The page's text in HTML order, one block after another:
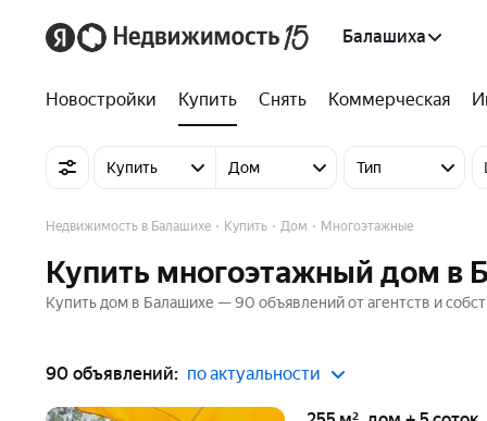
Балашиха
Новостройки Купить Снять Коммерческая
Купить Дом Тип
Недвижимость в Балашихе Купить Дом Многоэтажные
Купить многоэтажный дом в
Купить дом в Балашихе — 90 объявлений от агентств и
90 объявлений: по актуальности